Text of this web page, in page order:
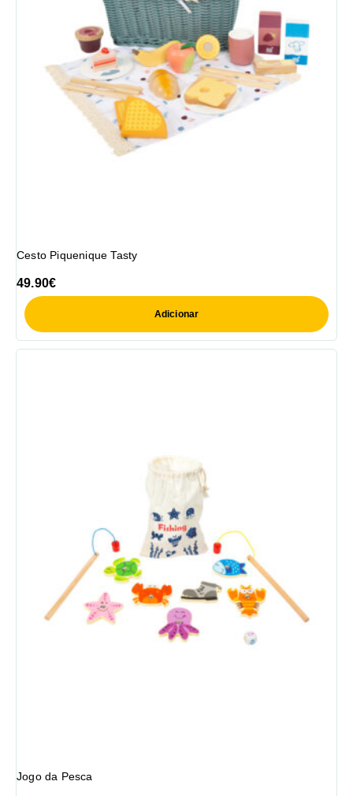
Cesto Piquenique Tasty
49.90€
Adicionar
Jogo da Pesca